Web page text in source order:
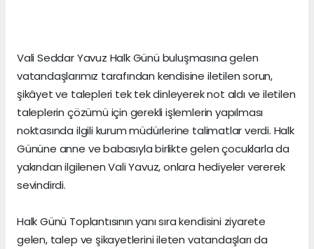
Vali Seddar Yavuz Halk Günü buluşmasına gelen
vatandaşlarımız tarafından kendisine iletilen sorun,
şikâyet ve talepleri tek tek dinleyerek not aldı ve iletilen
taleplerin çözümü için gerekli işlemlerin yapılması
noktasında ilgili kurum müdürlerine talimatlar verdi. Halk
Gününe anne ve babasıyla birlikte gelen çocuklarla da
yakından ilgilenen Vali Yavuz, onlara hediyeler vererek
sevindirdi.
Halk Günü Toplantısının yanı sıra kendisini ziyarete
gelen, talep ve şikayetlerini ileten vatandaşları da